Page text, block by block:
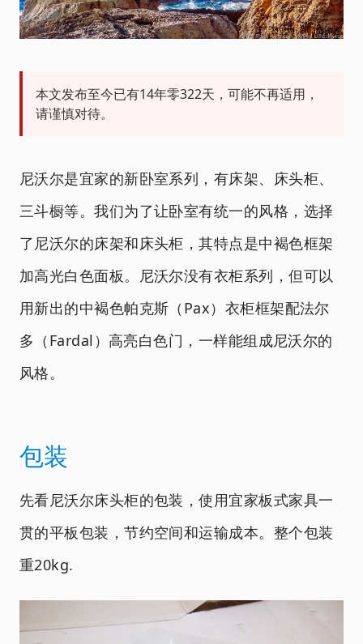
本文发布至今已有14年零322天，可能不再适用，
请谨慎对待。
尼沃尔是宜家的新卧室系列，有床架、床头柜、
三斗橱等。我们为了让卧室有统一的风格，选择
了尼沃尔的床架和床头柜，其特点是中褐色框架
加高光白色面板。尼沃尔没有衣柜系列，但可以
用新出的中褐色帕克斯（Pax）衣柜框架配法尔
多（Fardal）高亮白色门，一样能组成尼沃尔的
风格。
包装
先看尼沃尔床头柜的包装，使用宜家板式家具一
贯的平板包装，节约空间和运输成本。整个包装
重20kg.